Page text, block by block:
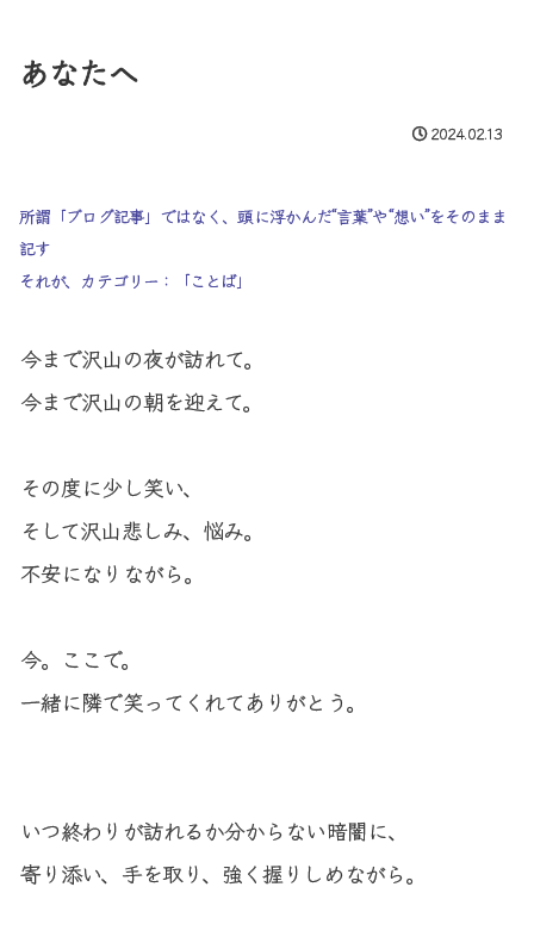
あなたへ
2024.02.13
所謂「ブログ記事」ではなく、頭に浮かんだ“言葉”や“想い”をそのまま
記す
それが、カテゴリー：「ことば」
今まで沢山の夜が訪れて。
今まで沢山の朝を迎えて。
その度に少し笑い、
そして沢山悲しみ、悩み。
不安になりながら。
今。ここで。
一緒に隣で笑ってくれてありがとう。
いつ終わりが訪れるか分からない暗闇に、
寄り添い、手を取り、強く握りしめながら。